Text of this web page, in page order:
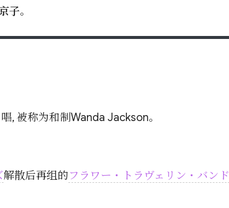
子。
, 被称为和制Wanda Jackson。
解散后再组的フラワー・トラヴェリン・バンド